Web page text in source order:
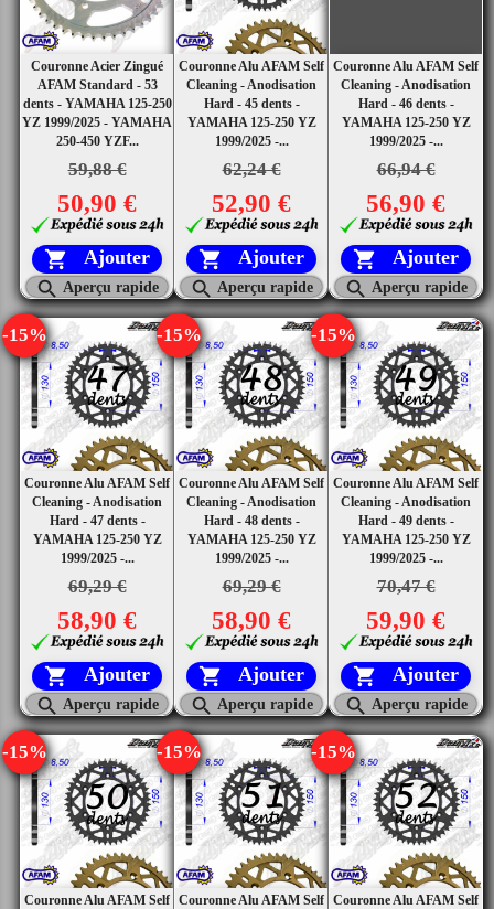
Couronne Acier Zingué
AFAM Standard - 53
dents - YAMAHA 125-250
YZ 1999/2025 - YAMAHA
250-450 YZF...
59,88 €
50,90 €
 Ajouter
 Aperçu rapide
Couronne Alu AFAM Self
Cleaning - Anodisation
Hard - 45 dents -
YAMAHA 125-250 YZ
1999/2025 -...
62,24 €
52,90 €
 Ajouter
 Aperçu rapide
Couronne Alu AFAM Self
Cleaning - Anodisation
Hard - 46 dents -
YAMAHA 125-250 YZ
1999/2025 -...
66,94 €
56,90 €
 Ajouter
 Aperçu rapide
Couronne Alu AFAM Self
Cleaning - Anodisation
Hard - 47 dents -
YAMAHA 125-250 YZ
1999/2025 -...
69,29 €
-15%
58,90 €
 Ajouter
 Aperçu rapide
Couronne Alu AFAM Self
Cleaning - Anodisation
Hard - 48 dents -
YAMAHA 125-250 YZ
1999/2025 -...
69,29 €
-15%
58,90 €
 Ajouter
 Aperçu rapide
Couronne Alu AFAM Self
Cleaning - Anodisation
Hard - 49 dents -
YAMAHA 125-250 YZ
1999/2025 -...
70,47 €
-15%
59,90 €
 Ajouter
 Aperçu rapide
Couronne Alu AFAM Self
-15%
Couronne Alu AFAM Self
-15%
Couronne Alu AFAM Self
-15%